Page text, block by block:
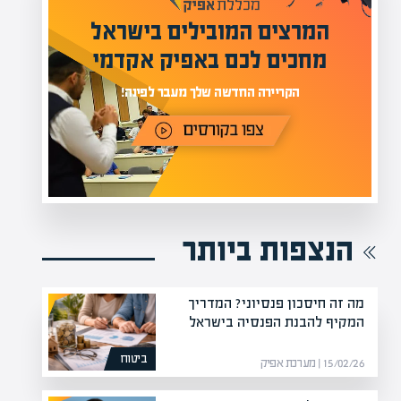
המרצים המובילים בישראל
מחכים לכם באפיק אקדמי
הקריירה החדשה שלך מעבר לפינה!
הנצפות ביותר
ביטוח
מה זה חיסכון פנסיוני? המדריך
המקיף להבנת הפנסיה בישראל
15/02/26 | מערכת אפיק